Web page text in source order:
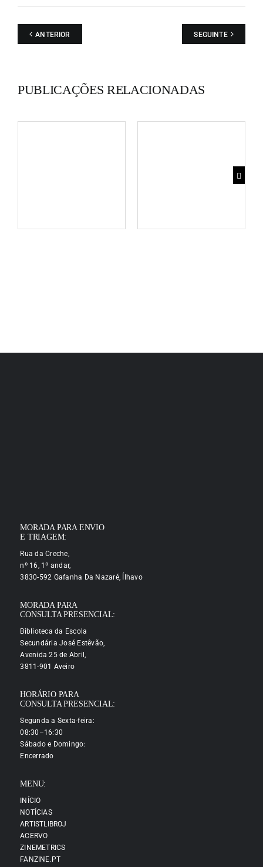
ANTERIOR SEGUINTE
PUBLICAÇÕES RELACIONADAS
MORADA PARA ENVIO
E TRIAGEM:
Rua da Creche,
nº 16, 1º andar,
3830-592 Gafanha Da Nazaré, Ílhavo
MORADA PARA
CONSULTA PRESENCIAL:
Biblioteca da Escola
Secundária José Estêvão,
Avenida 25 de Abril,
3811-901 Aveiro
HORÁRIO PARA
CONSULTA PRESENCIAL:
Segunda a Sexta-feira:
08:30–16:30
Sábado e Domingo:
Encerrado
MENU:
INÍCIO
NOTÍCIAS
ARTISTLIBROJ
ACERVO
ZINEMETRICS
FANZINE.PT